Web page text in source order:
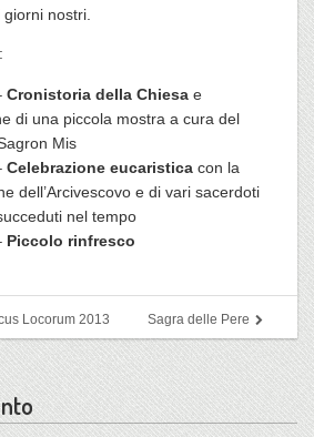
nostri.
Cronistoria della Chiesa e
di una piccola mostra a cura del
Mis
Celebrazione eucaristica con la
dell’Arcivescovo e di vari sacerdoti
nel tempo
Piccolo rinfresco
Locorum 2013 Sagra delle Pere